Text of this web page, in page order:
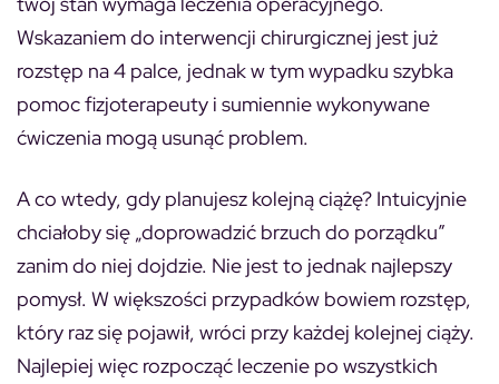
Wskazaniem do interwencji chirurgicznej jest już
rozstęp na 4 palce, jednak w tym wypadku szybka
pomoc fizjoterapeuty i sumiennie wykonywane
ćwiczenia mogą usunąć problem.
A co wtedy, gdy planujesz kolejną ciążę? Intuicyjnie
chciałoby się „doprowadzić brzuch do porządku”
zanim do niej dojdzie. Nie jest to jednak najlepszy
pomysł. W większości przypadków bowiem rozstęp,
który raz się pojawił, wróci przy każdej kolejnej ciąży.
Najlepiej więc rozpocząć leczenie po wszystkich